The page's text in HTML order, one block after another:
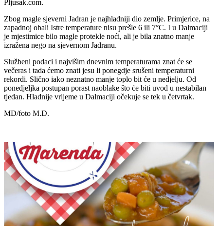
Pljusak.com.
Zbog magle sjeverni Jadran je najhladniji dio zemlje. Primjerice, na
zapadnoj obali Istre temperature nisu prešle 6 ili 7°C. I u Dalmaciji
je mjestimice bilo magle protekle noći, ali je bila znatno manje
izražena nego na sjevernom Jadranu.
Službeni podaci i najvišim dnevnim temperaturama znat će se
večeras i tada ćemo znati jesu li ponegdje srušeni temperaturni
rekordi. Slično iako neznatno manje toplo bit će u nedjelju. Od
ponedjeljka postupan porast naoblake što će biti uvod u nestabilan
tjedan. Hladnije vrijeme u Dalmaciji očekuje se tek u četvrtak.
MD/foto M.D.